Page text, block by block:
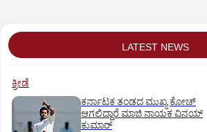
LATEST NEWS
ಕ್ರೀಡೆ
ಕರ್ನಾಟಕ ತಂಡದ ಮುಖ್ಯ ಕೋಚ್‌
ಆಗಲಿದ್ದಾರೆ ಮಾಜಿ ನಾಯಕ ವಿನಯ್‌
ಕುಮಾರ್